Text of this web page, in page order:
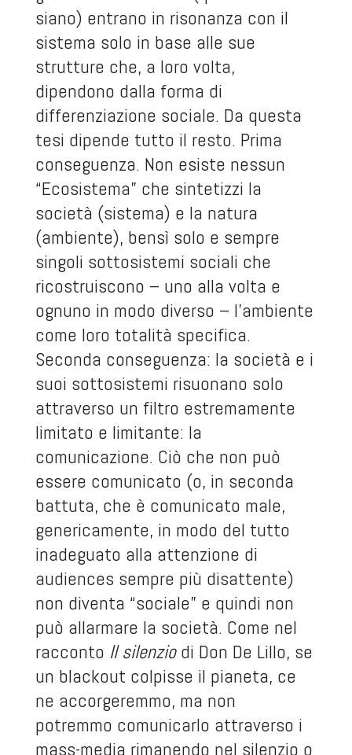
siano) entrano in risonanza con il
sistema solo in base alle sue
strutture che, a loro volta,
dipendono dalla forma di
differenziazione sociale. Da questa
tesi dipende tutto il resto. Prima
conseguenza. Non esiste nessun
“Ecosistema” che sintetizzi la
società (sistema) e la natura
(ambiente), bensì solo e sempre
singoli sottosistemi sociali che
ricostruiscono – uno alla volta e
ognuno in modo diverso – l’ambiente
come loro totalità specifica.
Seconda conseguenza: la società e i
suoi sottosistemi risuonano solo
attraverso un filtro estremamente
limitato e limitante: la
comunicazione. Ciò che non può
essere comunicato (o, in seconda
battuta, che è comunicato male,
genericamente, in modo del tutto
inadeguato alla attenzione di
audiences sempre più disattente)
non diventa “sociale” e quindi non
può allarmare la società. Come nel
racconto Il silenziodi Don De Lillo, se
un blackout colpisse il pianeta, ce
ne accorgeremmo, ma non
potremmo comunicarlo attraverso i
mass-media rimanendo nel silenzio o